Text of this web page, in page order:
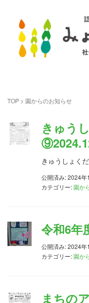
TOP > 園からのお知らせ
きゅう
きゅうしょく
公開済み: 2024年
カテゴリー:園か
令和6年
公開済み: 2024年
カテゴリー:園か
まちの